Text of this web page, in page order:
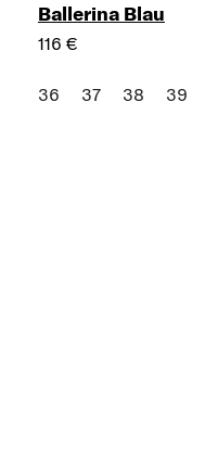
Ballerina Blau
116 €
36 37 38 39